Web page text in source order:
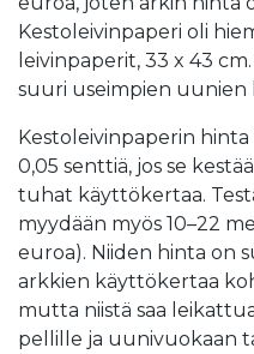
Kestoleivinpaperi oli
leivinpaperit, 33 x 43
suuri useimpien uunien
Kestoleivinpaperin
0,05 senttiä, jos se
tuhat käyttökertaa.
myydään myös 10–22
euroa). Niiden hinta on
arkkien käyttökertaa
mutta niistä saa
pellille ja uunivuokaan